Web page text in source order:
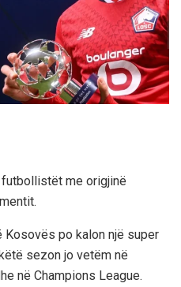
futbollistët me origjinë
po kalon një super
sezon jo vetëm në
në Champions League.